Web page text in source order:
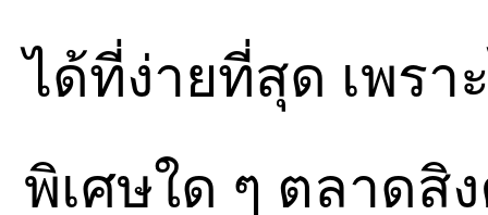
ได้ที่ง่ายที่สุด เพร
พิเศษใด ๆ ตลาดสิ